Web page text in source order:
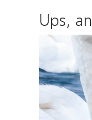
Ups,